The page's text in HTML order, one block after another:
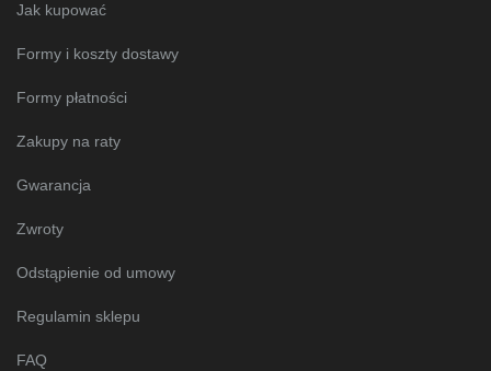
Jak kupować
Formy i koszty dostawy
Formy płatności
Zakupy na raty
Gwarancja
Zwroty
Odstąpienie od umowy
Regulamin sklepu
FAQ